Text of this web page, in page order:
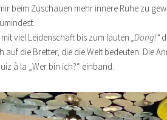
beim Zuschauen mehr innere Ruhe zu
viel Leidenschaft bis zum lauten „Dong!“
auf die Bretter, die die Welt bedeuten. Die
à la „Wer bin ich?“ einband.